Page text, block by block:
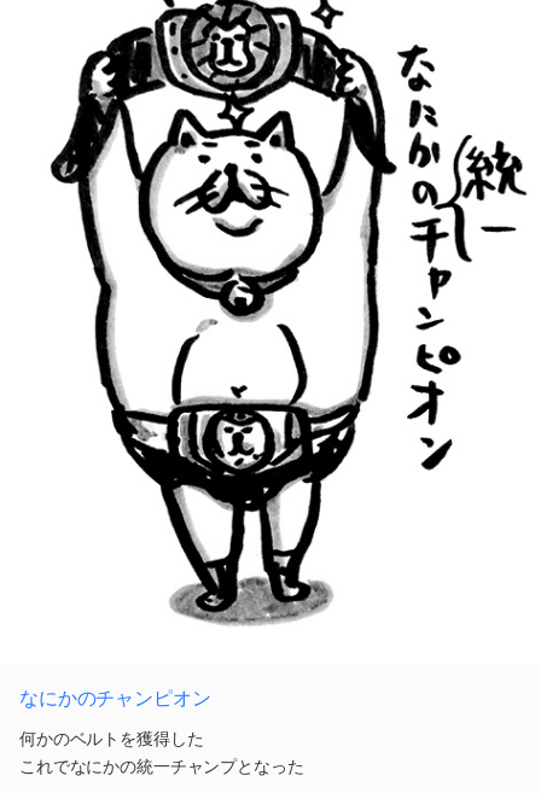
なにかのチャンピオン
何かのベルトを獲得した
これでなにかの統一チャンプとなった